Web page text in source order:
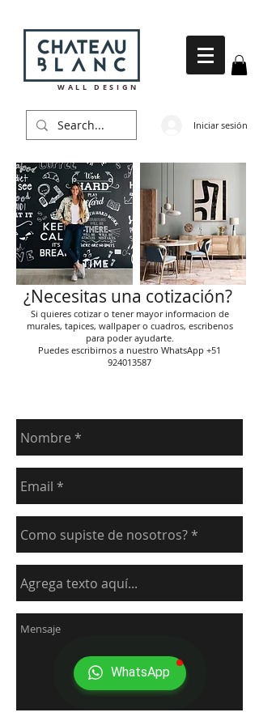
WhatsApp
WALL DESIGN
Iniciar sesión
¿Necesitas una cotización?
Si quieres cotizar o tener mayor informacion de
murales, tapices, wallpaper o cuadros, escribenos
para poder ayudarte.
Puedes escribirnos a nuestro WhatsApp +51
924013587